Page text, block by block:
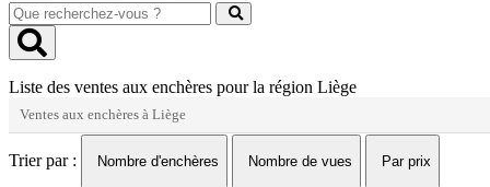
Que
recherchez-
vous
Liste des ventes aux enchères pour la région Liège
Ventes aux enchères à Liège
Trier par : Nombre d'enchères Nombre de vues Par prix